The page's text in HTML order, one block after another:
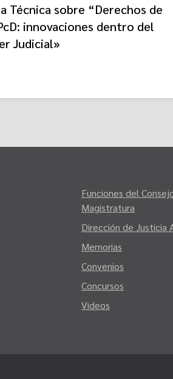
Técnica sobre “Derechos de
innovaciones dentro del
Judicial»
Funciones del
Magistratura
Dirección de Justicia
Memorias
Convenios
Concursos
Videos